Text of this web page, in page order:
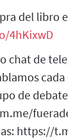
del libro
4hKixwD
chat de
cada
de
https://